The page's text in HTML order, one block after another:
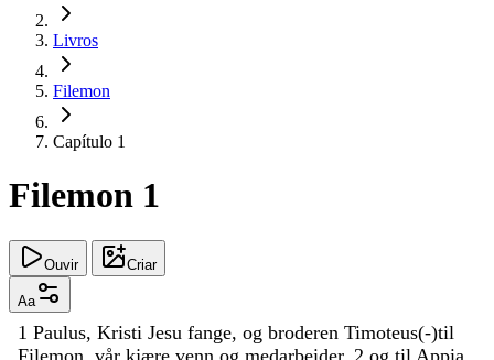
Livros
Filemon
Capítulo 1
Filemon 1
Ouvir Criar
Aa
1 Paulus, Kristi Jesu fange, og broderen Timoteus(-)til
Filemon, vår kjære venn og medarbeider, 2 og til Appia,